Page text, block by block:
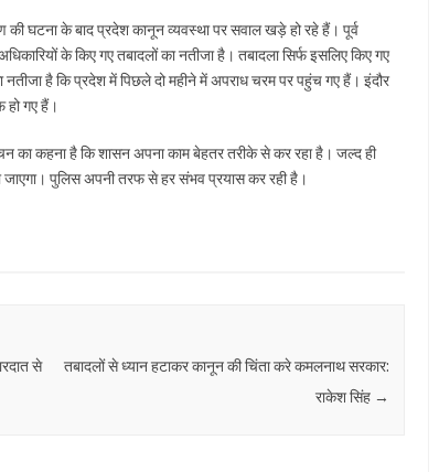
घटना के बाद प्रदेश कानून व्यवस्था पर सवाल खड़े हो रहे हैं। पूर्व
के किए गए तबादलों का नतीजा है। तबादला सिर्फ इसलिए किए गए
नतीजा है कि प्रदेश में पिछले दो महीने में अपराध चरम पर पहुंच गए हैं। इंदौर
हो गए हैं।
का कहना है कि शासन अपना काम बेहतर तरीके से कर रहा है। जल्द ही
पुलिस अपनी तरफ से हर संभव प्रयास कर रही है।
से
तबादलों से ध्यान हटाकर कानून की चिंता करे कमलनाथ सरकार:
राकेश सिंह →